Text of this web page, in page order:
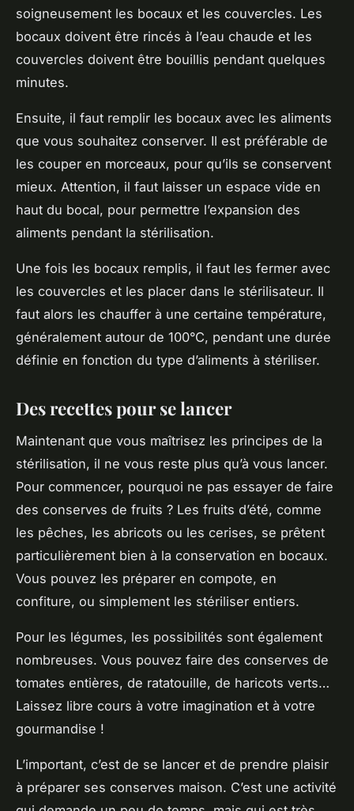
soigneusement les bocaux et les couvercles. Les
bocaux doivent être rincés à l’eau chaude et les
couvercles doivent être bouillis pendant quelques
minutes.
Ensuite, il faut remplir les bocaux avec les aliments
que vous souhaitez conserver. Il est préférable de
les couper en morceaux, pour qu’ils se conservent
mieux. Attention, il faut laisser un espace vide en
haut du bocal, pour permettre l’expansion des
aliments pendant la stérilisation.
Une fois les bocaux remplis, il faut les fermer avec
les couvercles et les placer dans le stérilisateur. Il
faut alors les chauffer à une certaine température,
généralement autour de 100°C, pendant une durée
définie en fonction du type d’aliments à stériliser.
Des recettes pour se lancer
Maintenant que vous maîtrisez les principes de la
stérilisation, il ne vous reste plus qu’à vous lancer.
Pour commencer, pourquoi ne pas essayer de faire
des conserves de fruits ? Les fruits d’été, comme
les pêches, les abricots ou les cerises, se prêtent
particulièrement bien à la conservation en bocaux.
Vous pouvez les préparer en compote, en
confiture, ou simplement les stériliser entiers.
Pour les légumes, les possibilités sont également
nombreuses. Vous pouvez faire des conserves de
tomates entières, de ratatouille, de haricots verts…
Laissez libre cours à votre imagination et à votre
gourmandise !
L’important, c’est de se lancer et de prendre plaisir
à préparer ses conserves maison. C’est une activité